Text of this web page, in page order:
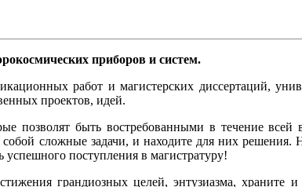
приборов и систем.
работ и магистерских диссертаций,
проектов, идей.
быть востребованными в течение всей
сложные задачи, и находите для них решения.
поступления в магистратуру!
грандиозных целей, энтузиазма, храните